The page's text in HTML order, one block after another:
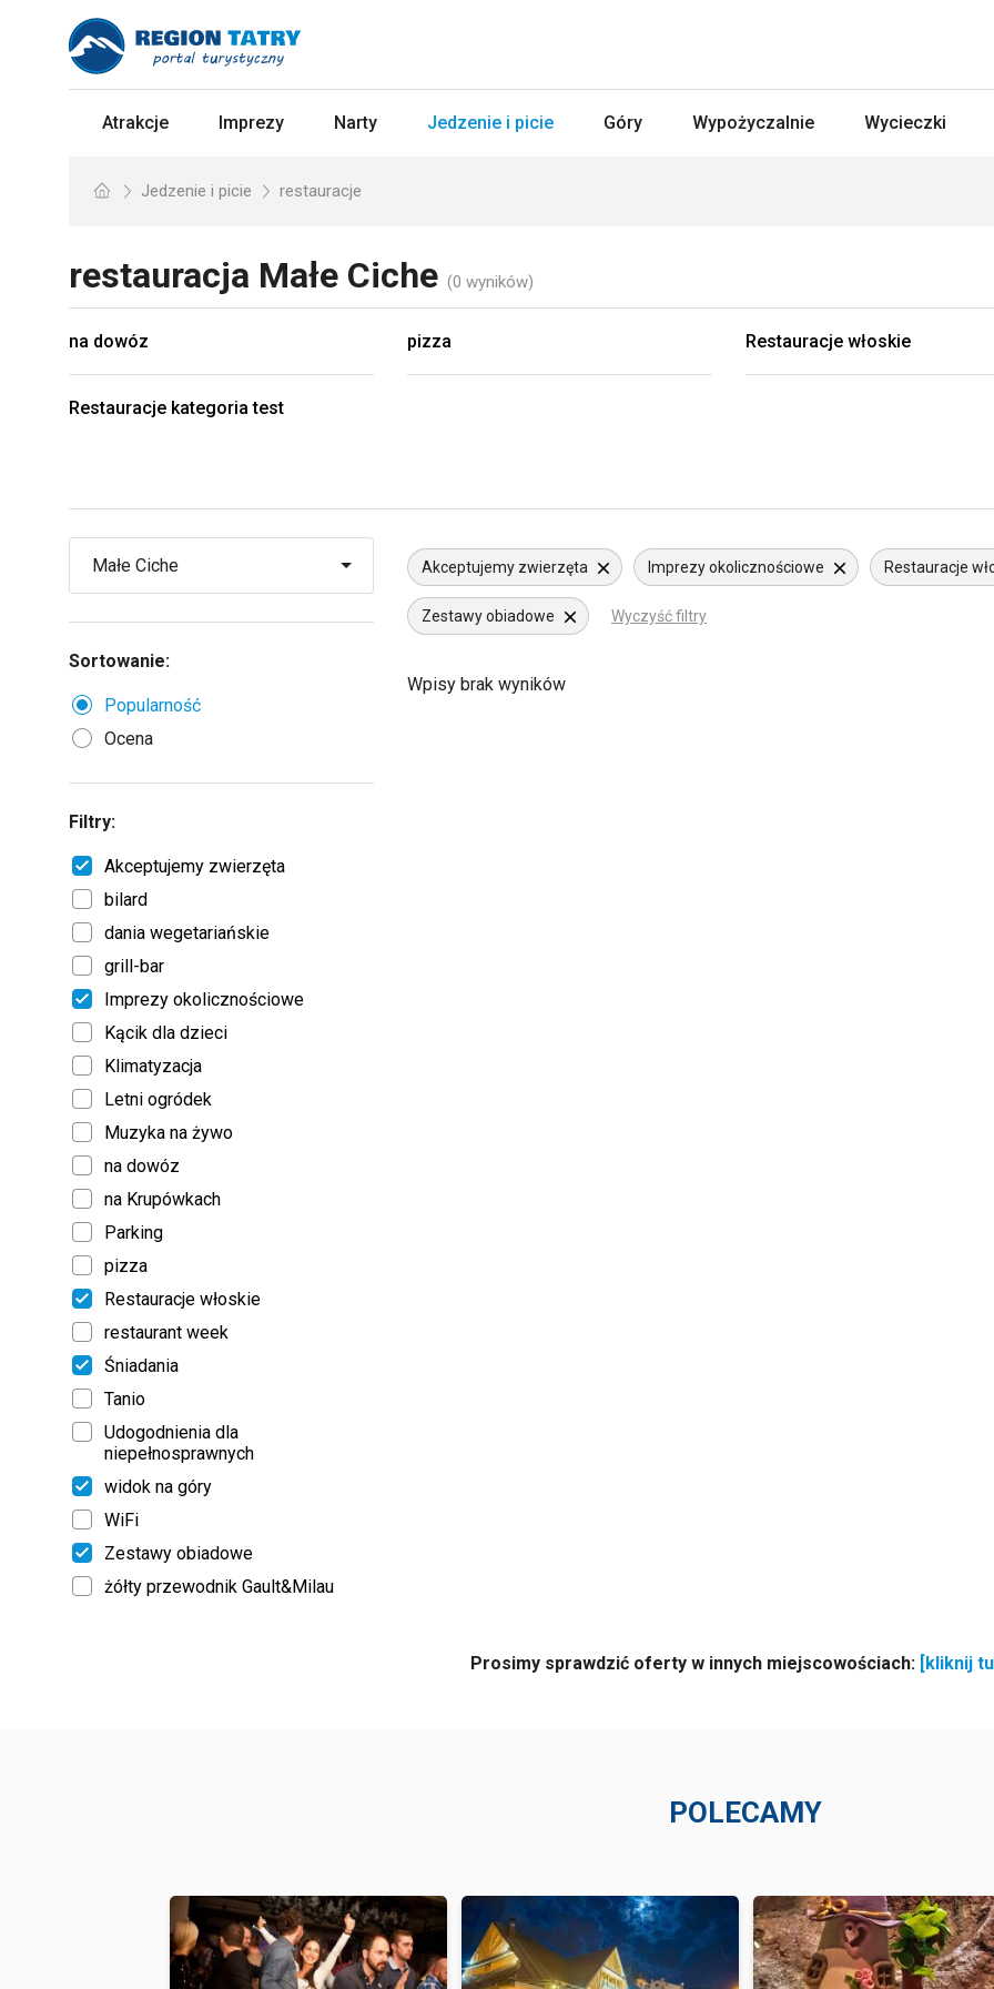
Atrakcje Imprezy Narty Jedzenie i picie Góry Wypożyczalnie Wycieczki
Jedzenie i picie restauracje
restauracja Małe Ciche (0 wyników)
na dowóz pizza Restauracje włoskie
Restauracje kategoria test
Akceptujemy zwierzęta Imprezy okolicznościowe Restauracje
Zestawy obiadowe Wyczyść filtry
Wpisy brak wyników
Sortowanie:
Popularność
Ocena
Filtry:
Akceptujemy zwierzęta
bilard
dania wegetariańskie
grill-bar
Imprezy okolicznościowe
Kącik dla dzieci
Klimatyzacja
Letni ogródek
Muzyka na żywo
na dowóz
na Krupówkach
Parking
pizza
Restauracje włoskie
restaurant week
Śniadania
Tanio
Udogodnienia dla
niepełnosprawnych
widok na góry
WiFi
Zestawy obiadowe
żółty przewodnik Gault&Milau
Prosimy sprawdzić oferty w innych miejscowościach: [kliknij
POLECAMY